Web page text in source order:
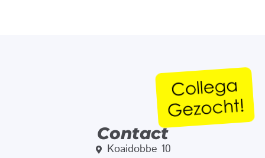
Contact
Koaidobbe 10